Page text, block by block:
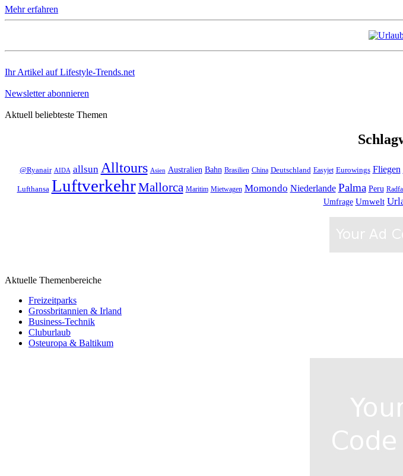
Mehr erfahren
Ihr Artikel auf Lifestyle-Trends.net
Newsletter abonnieren
Aktuell beliebteste Themen
@Ryanair AIDA allsun Alltours Asien Australien Bahn Brasilien China Deutschland Easyjet Eurowings Fliegen
Lufthansa LuftverkehrMallorca Maritim Mietwagen Momondo Niederlande Palma Peru
Umfrage Umwelt
Aktuelle Themenbereiche
Freizeitparks
Grossbritannien & Irland
Business-Technik
Cluburlaub
Osteuropa & Baltikum